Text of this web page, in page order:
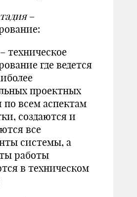
–
техническое
где ведется
проектных
всем аспектам
создаются и
все
системы, а
работы
в техническом